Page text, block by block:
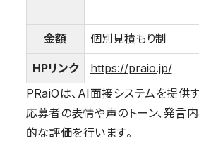
金額 個別見積もり制
HPリンク
https://praio.jp/
PRaiOは、AI面接システムを提供す
応募者の表情や声のトーン、発言
的な評価を行います。